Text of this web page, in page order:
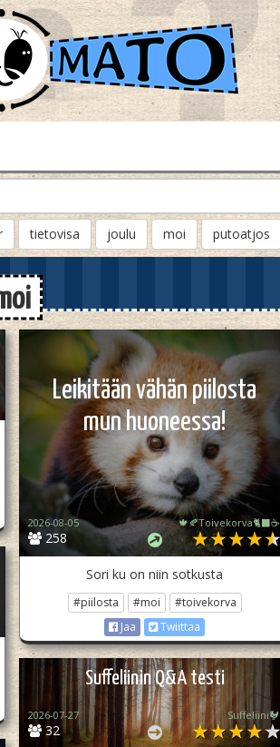
tietovisa joulu moi putoatjos
Leikitään vähän piilosta
mun huoneessa!
258
2026-08-05 🍁🍂Toivekorva🐈‍⬛☕
Sori ku on niin sotkusta
#piilosta #moi
#toivekorva
Jaa
Twiittaa
Suffeliinin Q&A testi
32
2026-07-27 Suffeliini🐓